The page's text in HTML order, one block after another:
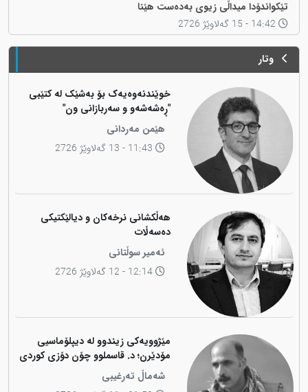
تێکواندۆدا میداڵی زیوی بەدەست هێنا
وتار
خوێندنەوەیەک بۆ بەشێک لە کتێبی
"ڕەشەشەو و سەربازانی ون"
هێمن مەردانی
هەڵکشانی نرخەکان و دیالێکتیکی
دەسەڵات
ئەمیر سوڵتانی
12:14 - 12 گەلاوێژ 2726
مێژوویەکی زیندوو لە دیپلۆماسیی
مۆدێرن؛ د. قاسملوو چۆن دۆزی کوردی
لە شاخەوە گواستەوە بۆ ناوەندە
بڕیاردەرەکانی جیهان؟
شەماڵ تەرغیبی